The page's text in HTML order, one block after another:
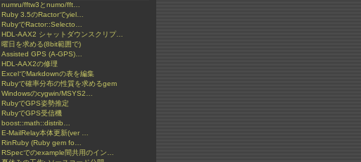
numru/fftw3とnumo/fft…
Ruby 3.5のRactorでyiel…
RubyでRactor::Selecto…
HDL-AAX2 シャットダウンスクリプ…
曜日を求める(8bit範囲で)
Assisted GPS (A-GPS)…
HDL-AAX2の修理
ExcelでMarkdownの表を編集
Rubyで確率分布の性質を求めるgem
Windowsのcygwin/MSYS2…
RubyでGPS姿勢推定
RubyでGPS受信機
boost::math::distrib…
E-MailRelay本体更新(ver …
RinRuby (Ruby gem fo…
RSpecでのexample間共用のイン…